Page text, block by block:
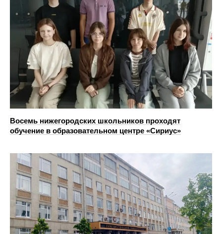
Восемь нижегородских школьников проходят
обучение в образовательном центре «Сириус»